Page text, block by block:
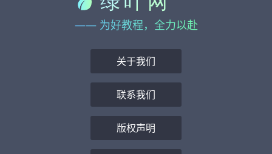
—— 为好教程，全力以赴
关于我们
联系我们
版权声明